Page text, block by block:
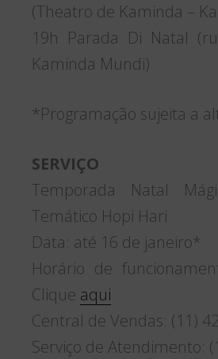
(Theatro de Kaminda –
19h Parada Di Natal
Kaminda Mundi)
*Programação sujeita a
SERVIÇO
Temporada Natal
Temático Hopi Hari
Data: até 16 de janeiro*
Horário de
Clique aqui
Central de Vendas: (11)
Serviço de Atendimento: